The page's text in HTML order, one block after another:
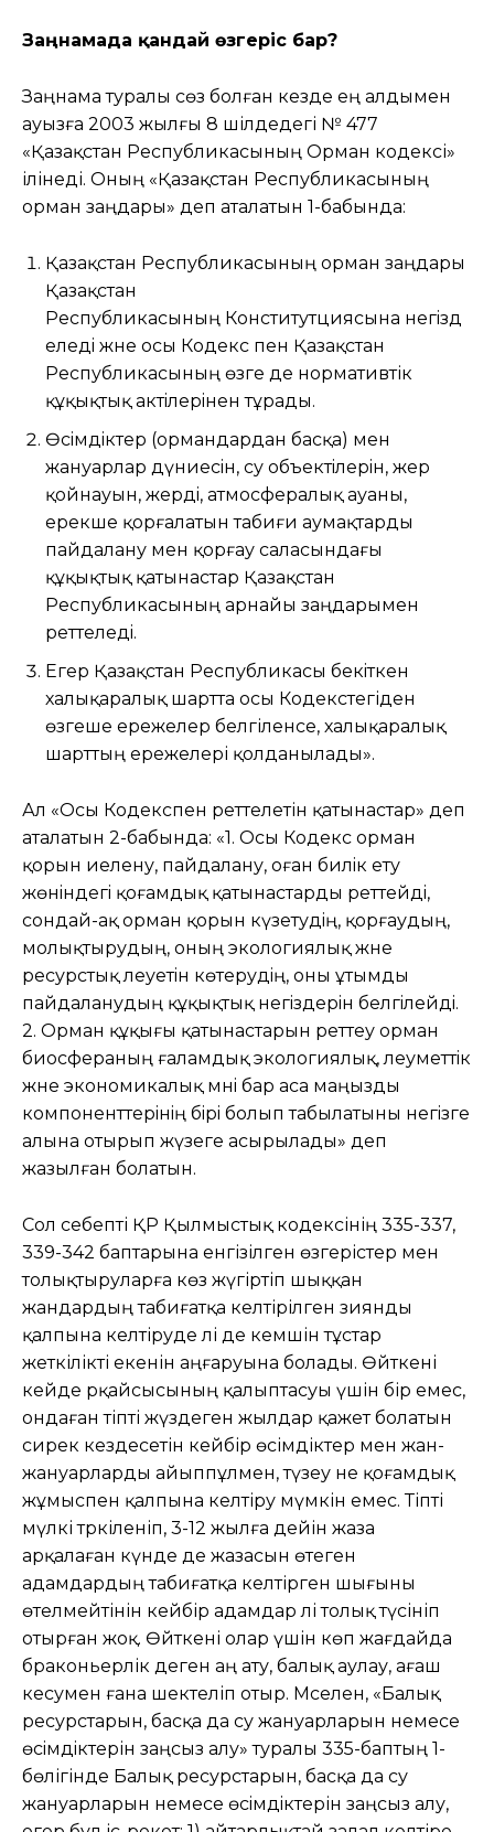
Заңнамада қандай өзгеріс бар?
Заңнама туралы сөз болған кезде ең алдымен
ауызға 2003 жылғы 8 шілдедегі № 477
«Қазақстан Республикасының Орман кодексі»
ілінеді. Оның «Қазақстан Республикасының
орман заңдары» деп аталатын 1-бабында:
Қазақстан Республикасының орман заңдары
Қазақстан
Республикасының Конститутциясына негiзд
еледi және осы Кодекс пен Қазақстан
Республикасының өзге де нормативтік
құқықтық актiлерiнен тұрады.
Өсiмдiктер (ормандардан басқа) мен
жануарлар дүниесiн, су объектiлерiн, жер
қойнауын, жердi, атмосфералық ауаны,
ерекше қорғалатын табиғи аумақтарды
пайдалану мен қорғау саласындағы
құқықтық қатынастар Қазақстан
Республикасының арнайы заңдарымен
реттеледi.
Егер Қазақстан Республикасы бекiткен
халықаралық шартта осы Кодекстегіден
өзгеше ережелер белгіленсе, халықаралық
шарттың ережелері қолданылады».
Ал «Осы Кодекспен реттелетін қатынастар» деп
аталатын 2-бабында: «1. Осы Кодекс орман
қорын иелену, пайдалану, оған билiк ету
жөнiндегi қоғамдық қатынастарды реттейдi,
сондай-ақ орман қорын күзетудiң, қорғаудың,
молықтырудың, оның экологиялық және
ресурстық әлеуетiн көтерудiң, оны ұтымды
пайдаланудың құқықтық негiздерiн белгiлейдi.
2. Орман құқығы қатынастарын реттеу орман
биосфераның ғаламдық экологиялық, әлеуметтiк
және экономикалық мәнi бар аса маңызды
компоненттерiнiң бiрi болып табылатыны негiзге
алына отырып жүзеге асырылады» деп
жазылған болатын.
Сол себепті ҚР Қылмыстық кодексінің 335-337,
339-342 баптарына енгізілген өзгерістер мен
толықтыруларға көз жүгіртіп шыққан
жандардың табиғатқа келтірілген зиянды
қалпына келтіруде әлі де кемшін тұстар
жеткілікті екенін аңғаруына болады. Өйткені
кейде әрқайсысының қалыптасуы үшін бір емес,
ондаған тіпті жүздеген жылдар қажет болатын
сирек кездесетін кейбір өсімдіктер мен жан-
жануарларды айыппұлмен, түзеу не қоғамдық
жұмыспен қалпына келтіру мүмкін емес. Тіпті
мүлкі тәркіленіп, 3-12 жылға дейін жаза
арқалаған күнде де жазасын өтеген
адамдардың табиғатқа келтірген шығыны
өтелмейтінін кейбір адамдар әлі толық түсініп
отырған жоқ. Өйткені олар үшін көп жағдайда
браконьерлік деген аң ату, балық аулау, ағаш
кесумен ғана шектеліп отыр. Мәселен, «Балық
ресурстарын, басқа да су жануарларын немесе
өсiмдiктерін заңсыз алу» туралы 335-баптың 1-
бөлігінде Балық ресурстарын, басқа да су
жануарларын немесе өсiмдiктерін заңсыз алу,